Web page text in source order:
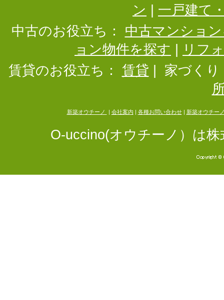
ン
一戸建て
中古のお役立ち：
中古マンショ
ョン物件を探す
リフ
賃貸のお役立ち：
賃貸
家づくり
新築オウチーノ 会社案内 各種お問い合わせ| 新築オウチー
O-uccino(オウチーノ）は